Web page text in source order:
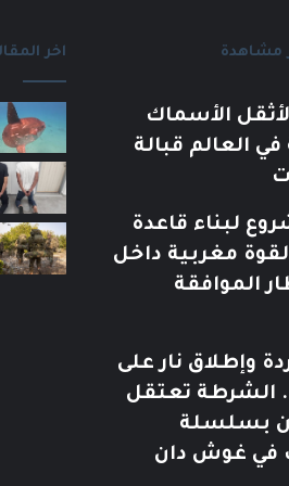
مشاهدة
الأسماك
العالم قبالة
لبناء قاعدة
مغربية داخل
الموافقة
وإطلاق نار على
الشرطة تعتقل
بسلسلة
في غوش دان
اخر